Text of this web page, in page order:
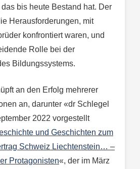
bis heute Bestand hat. Der
Herausforderungen, mit
konfrontiert waren, und
Rolle bei der
Bildungssystems.
an den Erfolg mehrerer
an, darunter «dr Schlegel
2022 vorgestellt
und Geschichten zum
Schweiz Liechtenstein… –
Protagonisten«, der im März